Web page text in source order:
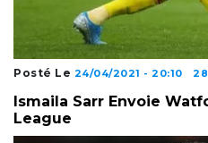
Posté Le 24/04/2021 - 20:10
Ismaila Sarr Envoie
League